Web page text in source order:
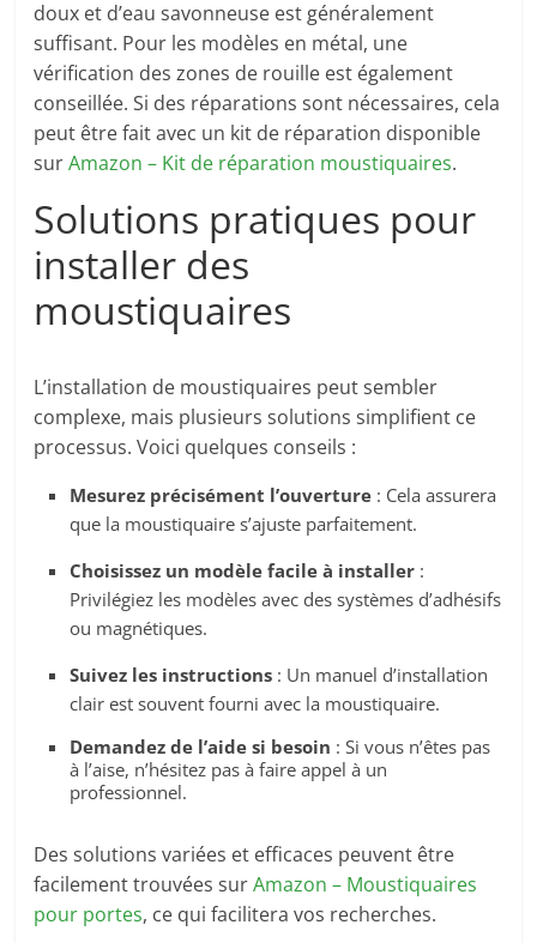
doux et d’eau savonneuse est généralement
suffisant. Pour les modèles en métal, une
vérification des zones de rouille est également
conseillée. Si des réparations sont nécessaires, cela
peut être fait avec un kit de réparation disponible
surAmazon – Kit de réparation moustiquaires.
Solutions pratiques pour
installer des
moustiquaires
L’installation de moustiquaires peut sembler
complexe, mais plusieurs solutions simplifient ce
processus. Voici quelques conseils :
Mesurez précisément l’ouverture : Cela assurera
que la moustiquaire s’ajuste parfaitement.
Choisissez un modèle facile à installer :
Privilégiez les modèles avec des systèmes d’adhésifs
ou magnétiques.
Suivez les instructions : Un manuel d’installation
clair est souvent fourni avec la moustiquaire.
Demandez de l’aide si besoin : Si vous n’êtes pas
à l’aise, n’hésitez pas à faire appel à un
professionnel.
Des solutions variées et efficaces peuvent être
facilement trouvées surAmazon – Moustiquaires
pour portes, ce qui facilitera vos recherches.